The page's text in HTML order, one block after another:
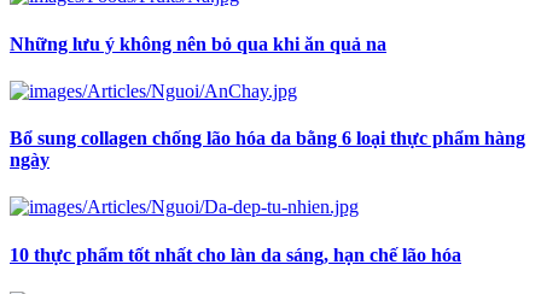
Những lưu ý không nên bỏ qua khi ăn quả na
Bổ sung collagen chống lão hóa da bằng 6 loại thực phẩm hàng
ngày
10 thực phẩm tốt nhất cho làn da sáng, hạn chế lão hóa